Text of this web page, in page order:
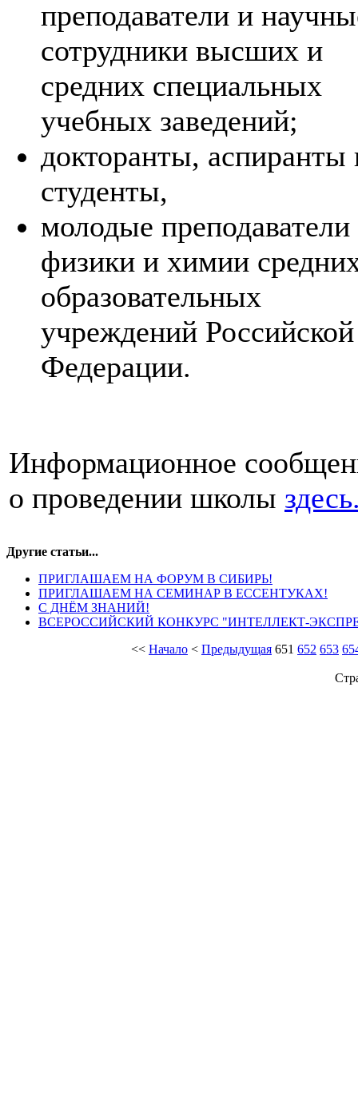
преподаватели и
сотрудники высших и
средних специальных
учебных заведений;
докторанты, аспиранты
студенты,
молодые преподаватели
физики и химии
образовательных
учреждений Российской
Федерации.
Информационное
о проведении школы
Другие статьи...
ПРИГЛАШАЕМ НА ФОРУМ В СИБИРЬ!
ПРИГЛАШАЕМ НА СЕМИНАР В ЕССЕНТУКАХ!
С ДНЁМ ЗНАНИЙ!
ВСЕРОССИЙСКИЙ КОНКУРС "ИНТЕЛЛЕКТ-
<< Начало < Предыдущая 651 652 653